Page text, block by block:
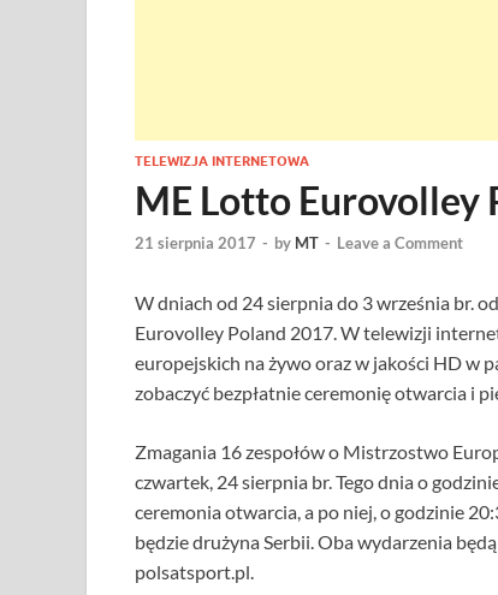
TELEWIZJA INTERNETOWA
ME Lotto Eurovolley
21 sierpnia 2017 - by MT - Leave a Comment
W dniach od 24 sierpnia do 3 września br.
Eurovolley Poland 2017. W telewizji
europejskich na żywo oraz w jakości HD w
zobaczyć bezpłatnie ceremonię otwarcia i
Zmagania 16 zespołów o Mistrzostwo
czwartek, 24 sierpnia br. Tego dnia o
ceremonia otwarcia, a po niej, o godzinie
będzie drużyna Serbii. Oba wydarzenia
polsatsport.pl.